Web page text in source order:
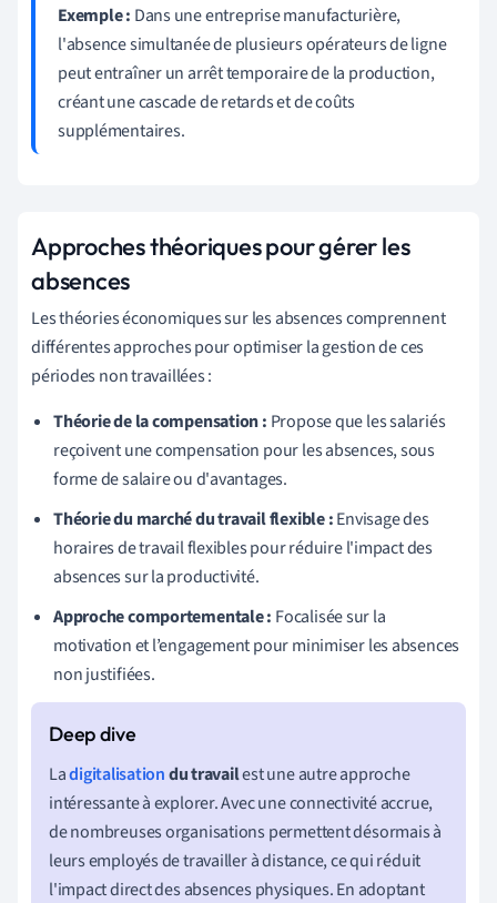
Exemple : Dans une entreprise manufacturière,
l'absence simultanée de plusieurs opérateurs de ligne
peut entraîner un arrêt temporaire de la production,
créant une cascade de retards et de coûts
supplémentaires.
Approches théoriques pour gérer les
absences
Les théories économiques sur les absences comprennent
différentes approches pour optimiser la gestion de ces
périodes non travaillées :
Théorie de la compensation : Propose que les salariés
reçoivent une compensation pour les absences, sous
forme de salaire ou d'avantages.
Théorie du marché du travail flexible :Envisage des
horaires de travail flexibles pour réduire l'impact des
absences sur la productivité.
Approche comportementale : Focalisée sur la
motivation et l’engagement pour minimiser les absences
non justifiées.
Ladigitalisationdu travailest une autre approche
intéressante à explorer. Avec une connectivité accrue,
de nombreuses organisations permettent désormais à
leurs employés de travailler à distance, ce qui réduit
l'impact direct des absences physiques. En adoptant